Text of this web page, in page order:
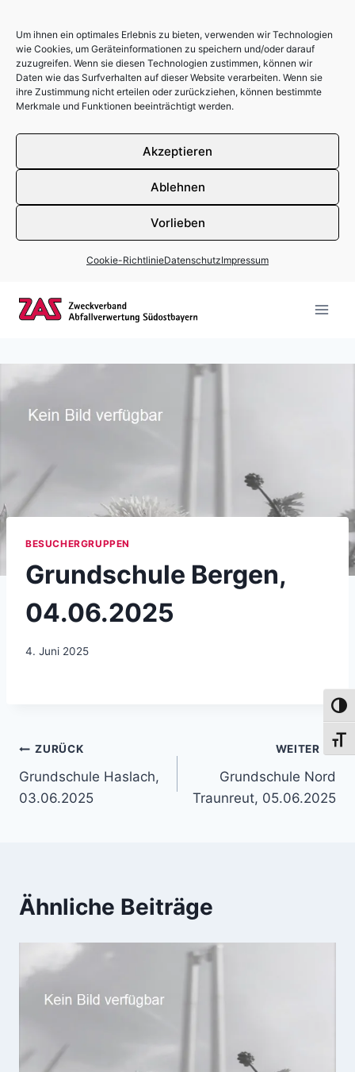
Um ihnen ein optimales Erlebnis zu bieten, verwenden wir Technologien
wie Cookies, um Geräteinformationen zu speichern und/oder darauf
zuzugreifen. Wenn sie diesen Technologien zustimmen, können wir
Daten wie das Surfverhalten auf dieser Website verarbeiten. Wenn sie
ihre Zustimmung nicht erteilen oder zurückziehen, können bestimmte
Merkmale und Funktionen beeinträchtigt werden.
Akzeptieren
Ablehnen
Vorlieben
Cookie-RichtlinieDatenschutzImpressum
BESUCHERGRUPPEN
Grundschule Bergen,
04.06.2025
4. Juni 2025
Beitragsnavigation
ZURÜCK
Grundschule Haslach,
03.06.2025
WEITER
Grundschule Nord
Traunreut, 05.06.2025
Ähnliche Beiträge